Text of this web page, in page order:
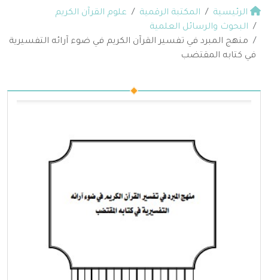
الرئيسية المكتبة الرقمية
علوم القرآن الكريم
البحوث والرسائل العلمية
منهج المبرد في تفسير القرآن الكريم في ضوء آرائه التفسيرية
في كتابه المقتضب